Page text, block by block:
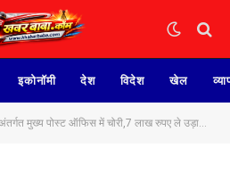
इकोनॉमी देश विदेश खेल
बदमाश,एसपी अमित कुमार तत्काल मौके पर पहुंचे, सीसीटीवी में कैद हुई वारदात, एसपी ने आरोपियों की धरपकड़ के लिए बनाई चार टीआई की टीम